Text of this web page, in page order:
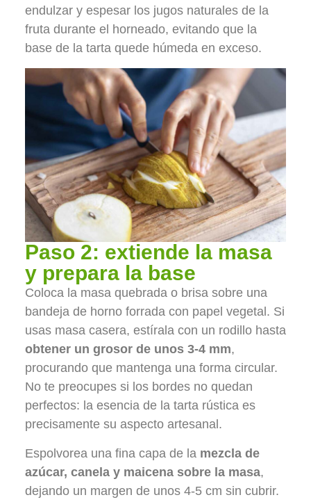
endulzar y espesar los jugos naturales de la
fruta durante el horneado, evitando que la
base de la tarta quede húmeda en exceso.
Paso 2: extiende la masa
y prepara la base
Coloca la masa quebrada o brisa sobre una
bandeja de horno forrada con papel vegetal. Si
usas masa casera, estírala con un rodillo hasta
obtener un grosor de unos 3-4 mm,
procurando que mantenga una forma circular.
No te preocupes si los bordes no quedan
perfectos: la esencia de la tarta rústica es
precisamente su aspecto artesanal.
Espolvorea una fina capa de la mezcla de
azúcar, canela y maicena sobre la masa,
dejando un margen de unos 4-5 cm sin cubrir.